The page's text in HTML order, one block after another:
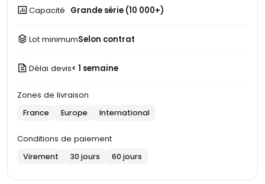
Capacité Grande série (10 000+)
Lot minimumSelon contrat
Délai devis< 1 semaine
Zones de livraison
France Europe International
Conditions de paiement
Virement 30 jours 60 jours